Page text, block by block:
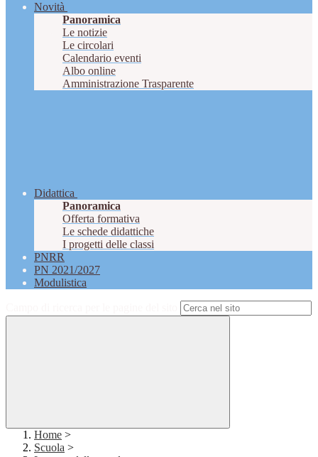
Novità
Panoramica
Le notizie
Le circolari
Calendario eventi
Albo online
Amministrazione Trasparente
Didattica
Panoramica
Offerta formativa
Le schede didattiche
I progetti delle classi
PNRR
PN 2021/2027
Modulistica
Home >
Scuola >